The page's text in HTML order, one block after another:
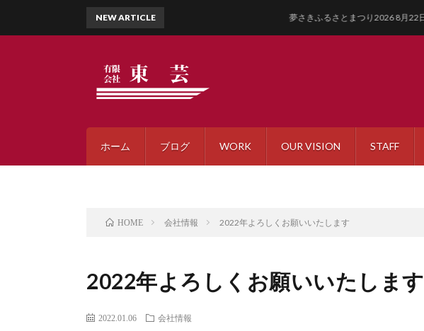
ホーム ブログ WORK OUR VISION STAFF
NEW ARTICLE 夢さきふるさとまつり2026 8月22日開催
HOME 会社情報 2022年よろしくお願いいたします
2022年よろしくお願いいたします
2022.01.06 会社情報